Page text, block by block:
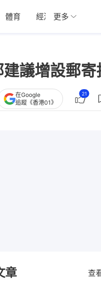
體育 經濟 01深圳
更多
議增設郵寄
在Google
追蹤《香港01》
21
章 查